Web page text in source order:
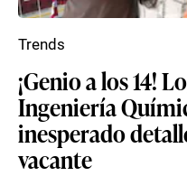
¡Genio a los 14!
Ingeniería
inesperado
vacante
Trends